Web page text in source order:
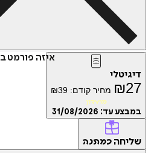
איזה פורמט בא לך?
₪ מחיר קודם: ₪39
עד:31/08/2026
כמתנה